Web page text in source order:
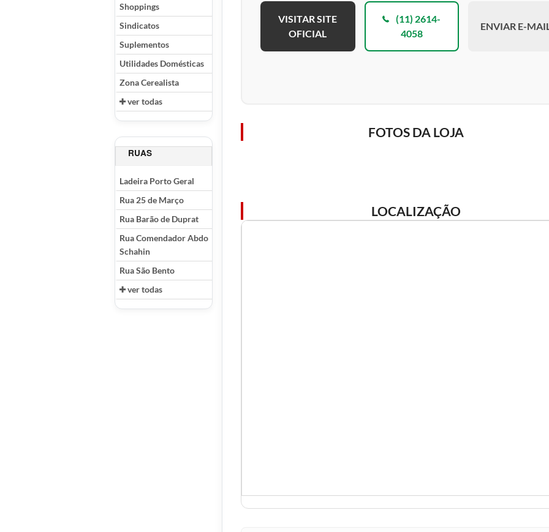
Shoppings
Sindicatos
Suplementos
Utilidades Domésticas
Zona Cerealista
ver todas
RUAS
Ladeira Porto Geral
Rua 25 de Março
Rua Barão de Duprat
Rua Comendador Abdo
Schahin
Rua São Bento
ver todas
VISITAR SITE
OFICIAL
(11) 2614-
4058
ENVIAR E-
FOTOS DA LOJA
LOCALIZAÇÃO